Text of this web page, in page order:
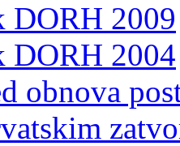
DORH 2009
DORH 2004
obnova